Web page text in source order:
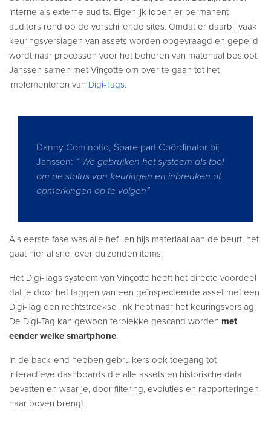
interne als externe audits. Eigenlijk lopen er permanent
auditors rond op de verschillende sites. Omdat er daarbij vaak
keuringsverslagen van assets worden opgevraagd en gepeild
wordt naar processen voor het beheren van materiaal besloot
Janssen samen met Vinçotte om over te gaan tot het
implementeren van Digi-Tags.
Danny Cominotto, Spare part Coördinator bij
Janssen: “ We gebruiken het systeem als tool
om de status van keuringen en inbreuken of
opmerkingen op te volgen”
Als eerste fase was alle hef- en hijs materiaal aan de beurt, het
gaat hier al snel over duizenden items.
Het Digi-Tags systeem van Vinçotte heeft het directe voordeel
dat je door het taggen van een geïnspecteerde asset met een
Digi-Tag een rechtstreekse link hebt naar het keuringsverslag.
De Digi-Tag kan gewoon terplekke gescand worden met
eender welke smartphone.
In de back-end hebben gebruikers ook toegang tot
interactieve dashboards die alle assets en historische data
bevatten en waar je, door filtering, evoluties en rapporteringen
naar boven brengt.